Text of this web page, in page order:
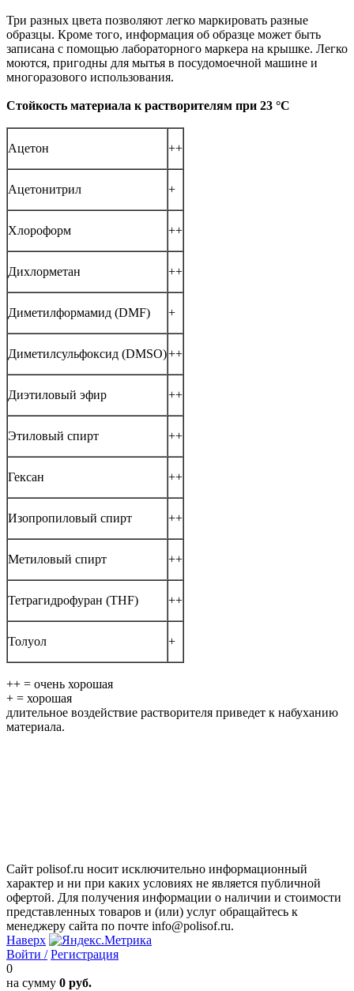
Три разных цвета позволяют легко маркировать разные
образцы. Кроме того, информация об образце может быть
записана с помощью лабораторного маркера на крышке. Легко
моются, пригодны для мытья в посудомоечной машине и
многоразового использования.
Стойкость материала к растворителям при 23 °С
Ацетон ++
Ацетонитрил +
Хлороформ ++
Дихлорметан ++
Диметилформамид (DMF) +
Диметилсульфоксид (DMSO)++
Диэтиловый эфир ++
Этиловый спирт ++
Гексан ++
Изопропиловый спирт ++
Метиловый спирт ++
Тетрагидрофуран (THF) ++
Толуол +
++ = очень хорошая
+ = хорошая
длительное воздействие растворителя приведет к набуханию
материала.
Сайт polisof.ru носит исключительно информационный
характер и ни при каких условиях не является публичной
офертой. Для получения информации о наличии и стоимости
представленных товаров и (или) услуг обращайтесь к
менеджеру сайта по почте info@polisof.ru.
Наверх
Войти / Регистрация
0
на сумму 0 руб.